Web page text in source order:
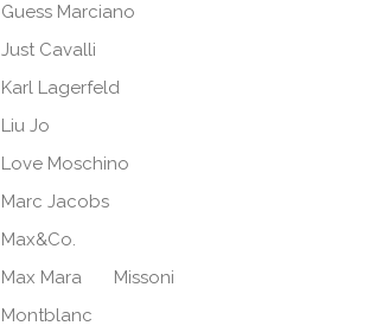
Guess Marciano
Just Cavalli
Karl Lagerfeld
Liu Jo
Love Moschino
Marc Jacobs
Max&Co.
Max Mara
Missoni
Montblanc